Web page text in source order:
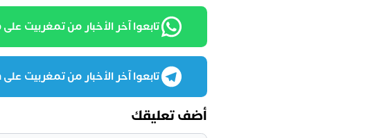
تابعوا آخر الأخبار من تمغربيت على WhatsApp
تابعوا آخر الأخبار من تمغربيت على Telegram
أضف تعليقك